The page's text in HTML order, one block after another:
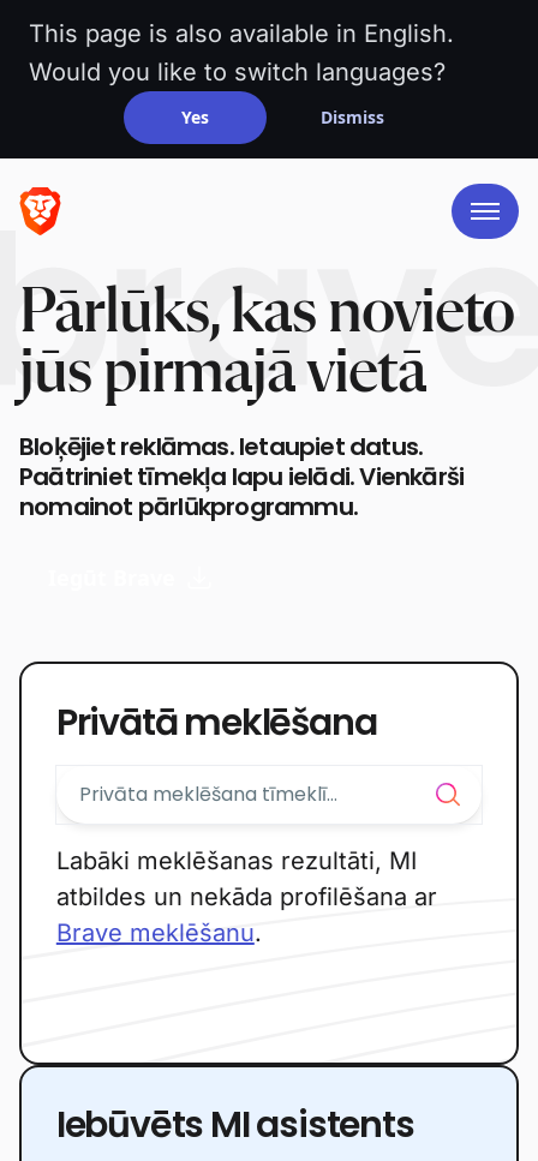
This page is also available in English.
Would you like to switch languages?
Yes Dismiss
Pārlūks, kas novieto
jūs pirmajā vietā
Bloķējiet reklāmas. Ietaupiet datus.
Paātriniet tīmekļa lapu ielādi. Vienkārši
nomainot pārlūkprogrammu.
Privātā meklēšana
Labāki meklēšanas rezultāti, MI
atbildes un nekāda profilēšana ar
Brave meklēšanu.
Iebūvēts MI asistents